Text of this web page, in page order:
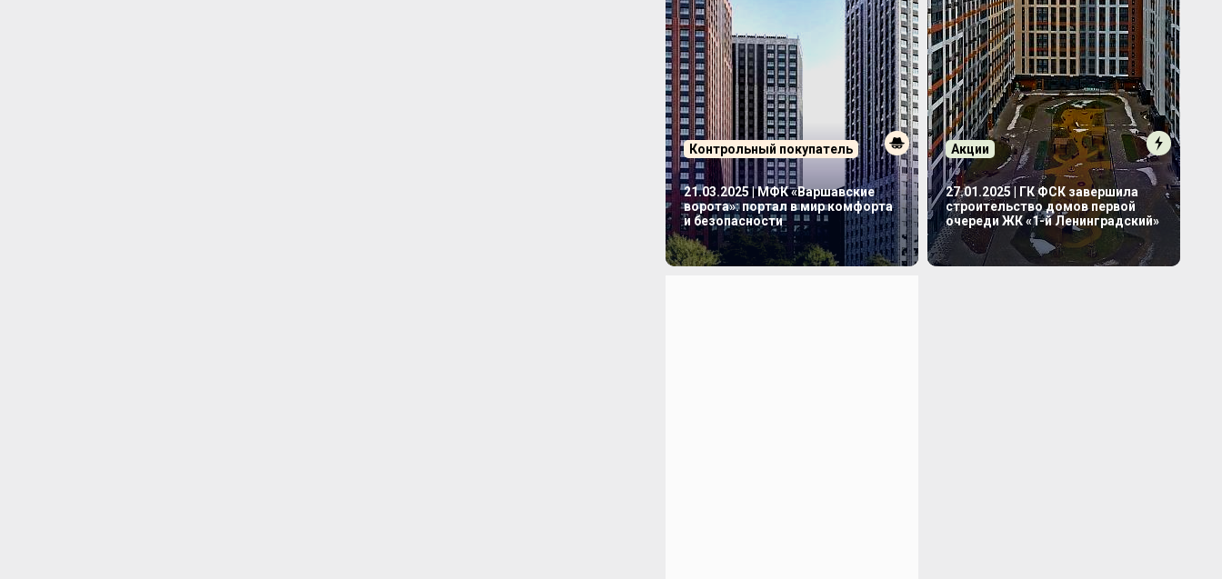
Контрольный покупатель
21.03.2025 | МФК «Варшавские
ворота»: портал в мир комфорта
и безопасности
Акции
27.01.2025 | ГК ФСК завершила
строительство домов первой
очереди ЖК «1-й Ленинградский»